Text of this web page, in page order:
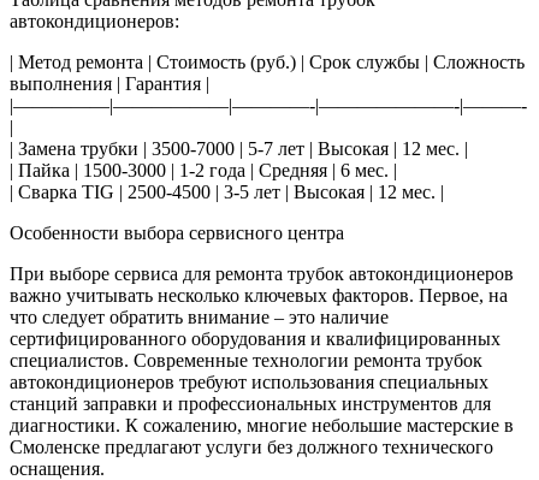
автокондиционеров:
| Метод ремонта | Стоимость (руб.) | Срок службы | Сложность
выполнения | Гарантия |
|—————|——————|————-|———————-|———-
|
| Замена трубки | 3500-7000 | 5-7 лет | Высокая | 12 мес. |
| Пайка | 1500-3000 | 1-2 года | Средняя | 6 мес. |
| Сварка TIG | 2500-4500 | 3-5 лет | Высокая | 12 мес. |
Особенности выбора сервисного центра
При выборе сервиса для ремонта трубок автокондиционеров
важно учитывать несколько ключевых факторов. Первое, на
что следует обратить внимание – это наличие
сертифицированного оборудования и квалифицированных
специалистов. Современные технологии ремонта трубок
автокондиционеров требуют использования специальных
станций заправки и профессиональных инструментов для
диагностики. К сожалению, многие небольшие мастерские в
Смоленске предлагают услуги без должного технического
оснащения.